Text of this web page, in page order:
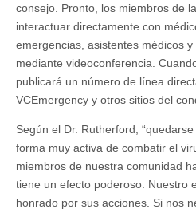
consejo. Pronto, los miembros de
interactuar directamente con
emergencias, asistentes médicos
mediante videoconferencia.
publicará un número de línea
VCEmergency y otros sitios del
Según el Dr. Rutherford,
forma muy activa de combatir el
miembros de nuestra comunidad
tiene un efecto poderoso. Nuestro
honrado por sus acciones. Si nos